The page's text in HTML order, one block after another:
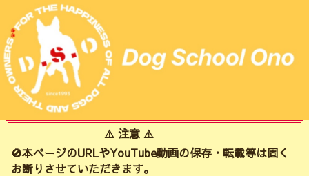
⚠️ 注意 ⚠️
🚫本ページのURLやYouTube動画の保存・転載等は固く
お断りさせていただきます。